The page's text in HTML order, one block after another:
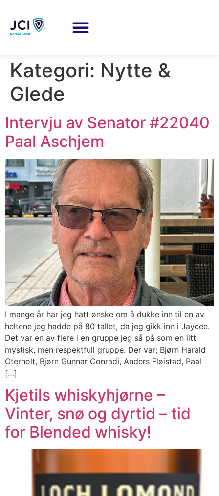
Kategori: Nytte &
Glede
Intervju av Senator #22040
Paal Aschjem
I mange år har jeg hatt ønske om å dukke inn til en av
heltene jeg hadde på 80 tallet, da jeg gikk inn i Jaycee.
Det var en av flere i en gruppe jeg så på som en litt
mystisk, men respektfull gruppe. Der var; Bjørn Harald
Oterholt, Bjørn Gunnar Conradi, Anders Fløistad, Paal
[…]
Kjetils whiskyhjørne –
Vinter, snø og dyrtid – tid
for Blended whisky!